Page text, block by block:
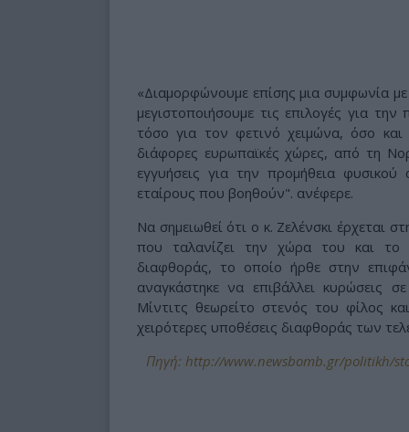
«Διαμορφώνουμε επίσης μια συμφωνία
μεγιστοποιήσουμε τις επιλογές για
τόσο για τον φετινό χειμώνα, όσο
διάφορες ευρωπαϊκές χώρες, από τη
εγγυήσεις για την προμήθεια
εταίρους που βοηθούν". ανέφερε.
Να σημειωθεί ότι ο κ. Ζελένσκι
που ταλανίζει την χώρα του και
διαφθοράς, το οποίο ήρθε στην
αναγκάστηκε να επιβάλλει κυρώσεις
Μίντιτς θεωρείτο στενός του φίλος
χειρότερες υποθέσεις διαφθοράς των
Πηγή: http://www.newsbomb.gr/politikh/